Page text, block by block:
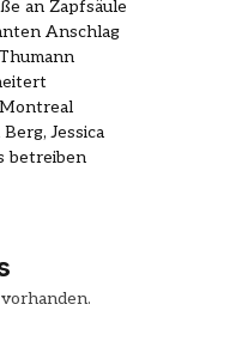
an Zapfsäule
Anschlag
Jessica
betreiben